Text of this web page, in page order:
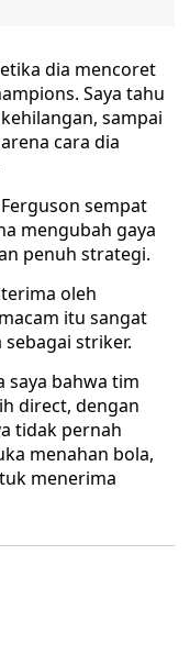
dia mencoret
Saya tahu
sampai
cara dia
sempat
mengubah gaya
penuh strategi.
oleh
itu sangat
striker.
saya bahwa tim
direct, dengan
tidak pernah
menahan bola,
menerima